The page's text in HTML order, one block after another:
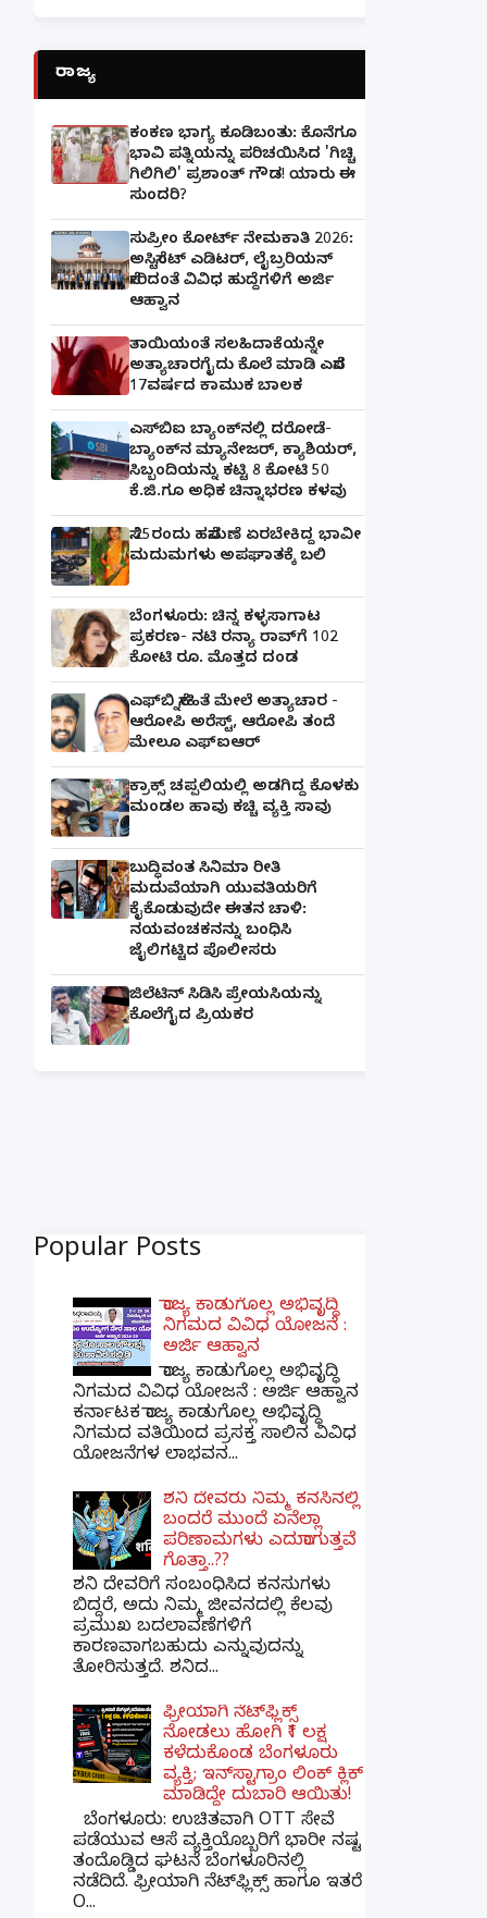
ರಾಜ್ಯ
ಕಂಕಣ ಭಾಗ್ಯ ಕೂಡಿಬಂತು: ಕೊನೆಗೂ
ಭಾವಿ ಪತ್ನಿಯನ್ನು ಪರಿಚಯಿಸಿದ 'ಗಿಚ್ಚಿ
ಗಿಲಿಗಿಲಿ' ಪ್ರಶಾಂತ್ ಗೌಡ! ಯಾರು ಈ
ಸುಂದರಿ?
ಸುಪ್ರೀಂ ಕೋರ್ಟ್ ನೇಮಕಾತಿ 2026:
ಅಸಿಸ್ಟೆಂಟ್ ಎಡಿಟರ್, ಲೈಬ್ರರಿಯನ್
ಸೇರಿದಂತೆ ವಿವಿಧ ಹುದ್ದೆಗಳಿಗೆ ಅರ್ಜಿ
ಆಹ್ವಾನ
ತಾಯಿಯಂತೆ ಸಲಹಿದಾಕೆಯನ್ನೇ
ಅತ್ಯಾಚಾರಗೈದು ಕೊಲೆ ಮಾಡಿ ಎಸೆದ
17ವರ್ಷದ ಕಾಮುಕ ಬಾಲಕ
ಎಸ್‌ಬಿಐ ಬ್ಯಾಂಕ್‌ನಲ್ಲಿ‌ ದರೋಡೆ-
ಬ್ಯಾಂಕ್​ನ ಮ್ಯಾನೇಜರ್‌, ಕ್ಯಾಶಿಯರ್‌,
ಸಿಬ್ಬಂದಿಯನ್ನು ಕಟ್ಟಿ 8 ಕೋಟಿ 50
ಕೆ.ಜಿ.ಗೂ ಅಧಿಕ ಚಿನ್ನಾಭರಣ ಕಳವು
ಸೆ.25ರಂದು ಹಸೆಮಣೆ ಏರಬೇಕಿದ್ದ ಭಾವೀ
ಮದುಮಗಳು ಅಪಘಾತಕ್ಕೆ ಬಲಿ
ಬೆಂಗಳೂರು: ಚಿನ್ನ ಕಳ್ಳಸಾಗಾಟ
ಪ್ರಕರಣ- ನಟಿ ರನ್ಯಾ ರಾವ್‌ಗೆ 102
ಕೋಟಿ ರೂ. ಮೊತ್ತದ ದಂಡ
ಎಫ್‌ಬಿ ಸ್ನೇಹಿತೆ ಮೇಲೆ ಅತ್ಯಾಚಾರ -
ಆರೋಪಿ ಅರೆಸ್ಟ್, ಆರೋಪಿ ತಂದೆ
ಮೇಲೂ ಎಫ್ಐಆರ್
ಕ್ರಾಕ್ಸ್ ಚಪ್ಪಲಿಯಲ್ಲಿ ಅಡಗಿದ್ದ ಕೊಳಕು
ಮಂಡಲ ಹಾವು ಕಚ್ಚಿ ವ್ಯಕ್ತಿ ಸಾವು
ಬುದ್ಧಿವಂತ ಸಿನಿಮಾ ರೀತಿ
ಮದುವೆಯಾಗಿ ಯುವತಿಯರಿಗೆ
ಕೈಕೊಡುವುದೇ ಈತನ ಚಾಳಿ:
ನಯವಂಚಕನನ್ನು ಬಂಧಿಸಿ
ಜೈಲಿಗಟ್ಟಿದ ಪೊಲೀಸರು
ಜಿಲೆಟಿನ್ ಸಿಡಿಸಿ ಪ್ರೇಯಸಿಯನ್ನು
ಕೊಲೆಗೈದ ಪ್ರಿಯಕರ
Popular Posts
ರಾಜ್ಯ ಕಾಡುಗೊಲ್ಲ ಅಭಿವೃದ್ಧಿ
ನಿಗಮದ ವಿವಿಧ ಯೋಜನೆ :
ಅರ್ಜಿ ಆಹ್ವಾನ
ರಾಜ್ಯ ಕಾಡುಗೊಲ್ಲ ಅಭಿವೃದ್ಧಿ
ನಿಗಮದ ವಿವಿಧ ಯೋಜನೆ : ಅರ್ಜಿ ಆಹ್ವಾನ
ಕರ್ನಾಟಕ ರಾಜ್ಯ ಕಾಡುಗೊಲ್ಲ ಅಭಿವೃದ್ಧಿ
ನಿಗಮದ ವತಿಯಿಂದ ಪ್ರಸಕ್ತ ಸಾಲಿನ ವಿವಿಧ
ಯೋಜನೆಗಳ ಲಾಭವನ...
ಶನಿ ದೇವರು ನಿಮ್ಮ ಕನಸಿನಲ್ಲಿ
ಬಂದರೆ ಮುಂದೆ ಏನೆಲ್ಲಾ
ಪರಿಣಾಮಗಳು ಎದುರಾಗುತ್ತವೆ
ಗೊತ್ತಾ..??
ಶನಿ ದೇವರಿಗೆ ಸಂಬಂಧಿಸಿದ ಕನಸುಗಳು
ಬಿದ್ದರೆ, ಅದು ನಿಮ್ಮ ಜೀವನದಲ್ಲಿ ಕೆಲವು
ಪ್ರಮುಖ ಬದಲಾವಣೆಗಳಿಗೆ
ಕಾರಣವಾಗಬಹುದು ಎನ್ನುವುದನ್ನು
ತೋರಿಸುತ್ತದೆ. ಶನಿದ...
ಫ್ರೀಯಾಗಿ ನೆಟ್‌ಫ್ಲಿಕ್ಸ್
ನೋಡಲು ಹೋಗಿ ₹1 ಲಕ್ಷ
ಕಳೆದುಕೊಂಡ ಬೆಂಗಳೂರು
ವ್ಯಕ್ತಿ; ಇನ್‌ಸ್ಟಾಗ್ರಾಂ ಲಿಂಕ್ ಕ್ಲಿಕ್
ಮಾಡಿದ್ದೇ ದುಬಾರಿ ಆಯಿತು!
ಬೆಂಗಳೂರು: ಉಚಿತವಾಗಿ OTT ಸೇವೆ
ಪಡೆಯುವ ಆಸೆ ವ್ಯಕ್ತಿಯೊಬ್ಬರಿಗೆ ಭಾರೀ ನಷ್ಟ
ತಂದೊಡ್ಡಿದ ಘಟನೆ ಬೆಂಗಳೂರಿನಲ್ಲಿ
ನಡೆದಿದೆ. ಫ್ರೀಯಾಗಿ ನೆಟ್‌ಫ್ಲಿಕ್ಸ್ ಹಾಗೂ ಇತರೆ
O...